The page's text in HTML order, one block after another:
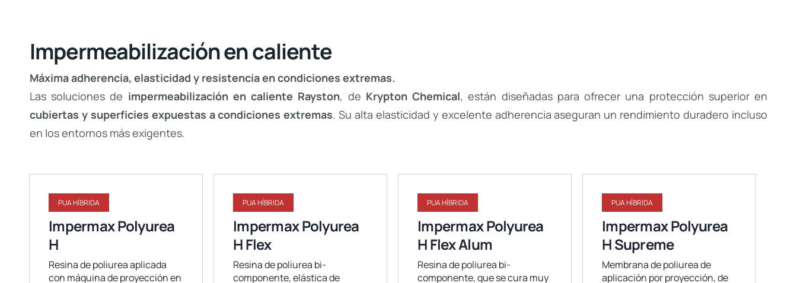
Impermeabilización en caliente
Máxima adherencia, elasticidad y resistencia en condiciones extremas.
Las soluciones de impermeabilización en caliente Rayston, de Krypton Chemical, están diseñadas para ofrecer una protección superior en
cubiertas y superficies expuestas a condiciones extremas. Su alta elasticidad y excelente adherencia aseguran un rendimiento duradero incluso
en los entornos más exigentes.
PUA HÍBRIDA
Impermax Polyurea
H
Resina de poliurea aplicada
con máquina de proyección en
PUA HÍBRIDA
Impermax Polyurea
H Flex
Resina de poliurea bi-
componente, elástica de
PUA HÍBRIDA
Impermax Polyurea
H Flex Alum
Resina de poliurea bi-
componente, que se cura muy
PUA HÍBRIDA
Impermax Polyurea
H Supreme
Membrana de poliurea de
aplicación por proyección, de